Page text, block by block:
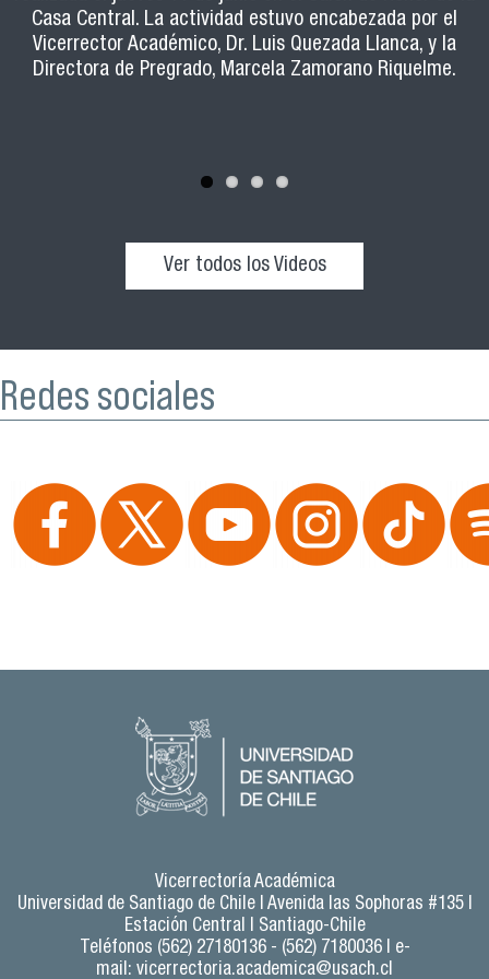
Casa Central. La actividad estuvo encabezada por el
Vicerrector Académico, Dr. Luis Quezada Llanca, y la
Directora de Pregrado, Marcela Zamorano Riquelme.
Feria Expo-Usach y conocer la oferta académica,
beneficios y todo lo que ofrece nuestra casa de estudios.
habilidades pedagógicas.
orientado a potenciar el rol de los y las estudiantes de la
Usach que ejercen ayudantías en distintas carreras.
Ver todos los Videos
Redes sociales
Vicerrectoría Académica
Universidad de Santiago de Chile | Avenida las Sophoras #135 |
Estación Central | Santiago-Chile
Teléfonos (562) 27180136 - (562) 7180036 | e-
mail: vicerrectoria.academica@usach.cl